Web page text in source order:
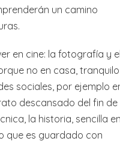
un camino
en cine: la fotografía y el
no en casa, tranquilo
sociales, por ejemplo
descansado del fin de
la historia, sencilla en
que es guardado con